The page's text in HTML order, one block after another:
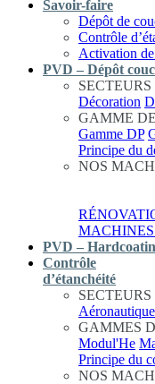
Savoir-faire
Dépôt de
Contrôle
Activation
PVD – Dépôt
Décoration
GAMME
Gamme DP
Principe du
NOS
PVD –
Contrôle
d’étanchéité
GAMMES
Modul'He
Principe du
NOS